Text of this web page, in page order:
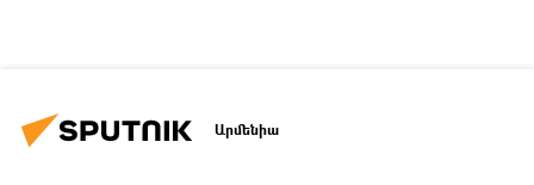
Արմենիա